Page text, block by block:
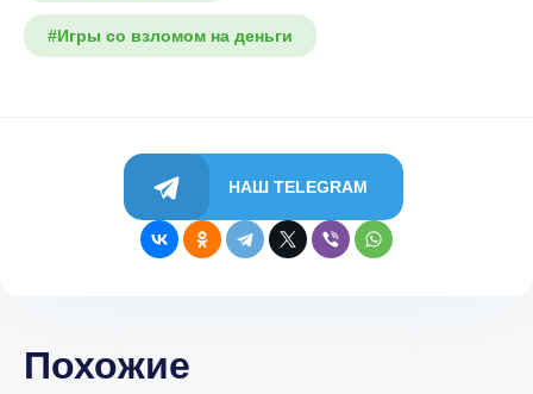
#Игры со взломом на деньги
НАШ TELEGRAM
Похожие